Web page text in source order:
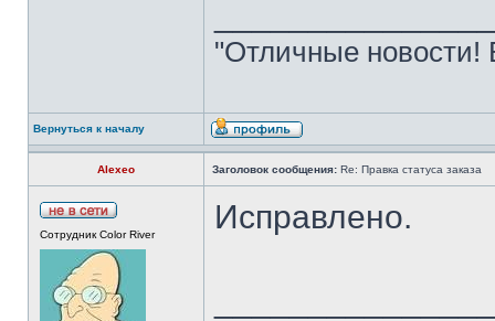
"Отличные новости!
Вернуться к началу
Alexeo Заголовок сообщения: Re: Правка статуса заказа
Сотрудник Color River Исправлено.